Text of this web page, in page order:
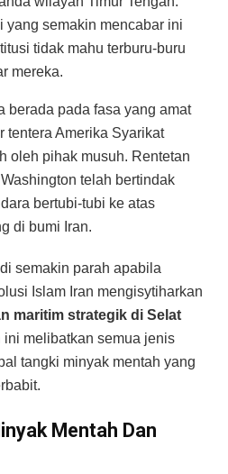
yang semakin mencabar ini
tidak mahu terburu-buru
mereka.
berada pada fasa yang amat
tentera Amerika Syarikat
oleh pihak musuh. Rentetan
telah bertindak
bertubi-tubi ke atas
di bumi Iran.
semakin parah apabila
Islam Iran mengisytiharkan
maritim strategik di Selat
ini melibatkan semua jenis
tangki minyak mentah yang
Mentah Dan